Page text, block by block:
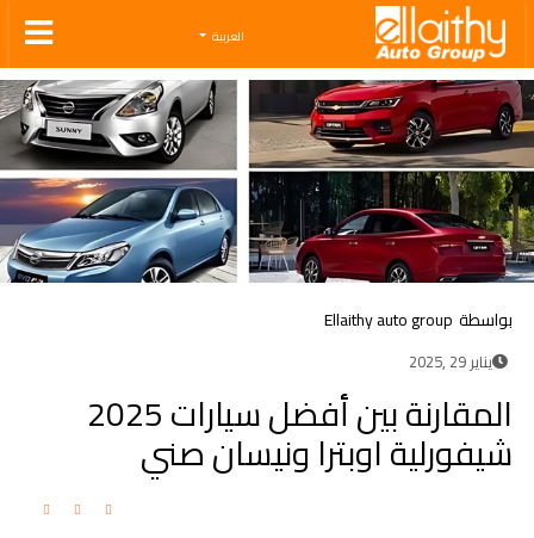
Ellaithy Auto Group
العربية
بواسطة Ellaithy auto group
يناير 29 ,2025
المقارنة بين أفضل سيارات 2025
شيفورلية اوبترا ونيسان صني